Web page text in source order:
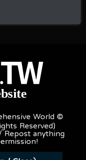
World ©
Reserved)
Repost anything